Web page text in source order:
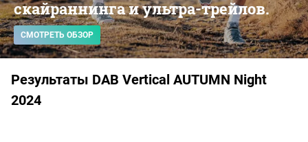
скайраннинга и ультра-трейлов.
СМОТРЕТЬ ОБЗОР
Результаты DAB Vertical AUTUMN Night
2024